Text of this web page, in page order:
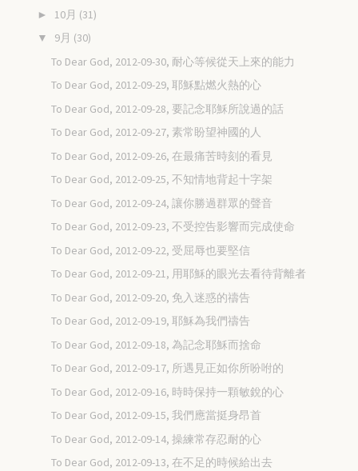
► 10月 (31)
▼ 9月 (30)
To Dear God, 2012-09-30, 耐心等候從天上來的能力
To Dear God, 2012-09-29, 耶穌點燃火熱的心
To Dear God, 2012-09-28, 要記念耶穌所說過的話
To Dear God, 2012-09-27, 素常盼望神國的人
To Dear God, 2012-09-26, 在最痛苦時刻的看見
To Dear God, 2012-09-25, 不知情地背起十字架
To Dear God, 2012-09-24, 讓你勝過群眾的聲音
To Dear God, 2012-09-23, 不受控告影響而完成使命
To Dear God, 2012-09-22, 受屈辱也要堅信
To Dear God, 2012-09-21, 用耶穌的眼光去看待背離者
To Dear God, 2012-09-20, 免入迷惑的禱告
To Dear God, 2012-09-19, 耶穌為我們禱告
To Dear God, 2012-09-18, 為記念耶穌而捨命
To Dear God, 2012-09-17, 所遇見正如你所吩咐的
To Dear God, 2012-09-16, 時時保持一顆敏銳的心
To Dear God, 2012-09-15, 我們應當挺身昂首
To Dear God, 2012-09-14, 操練常存忍耐的心
To Dear God, 2012-09-13, 在不足的時候給出去